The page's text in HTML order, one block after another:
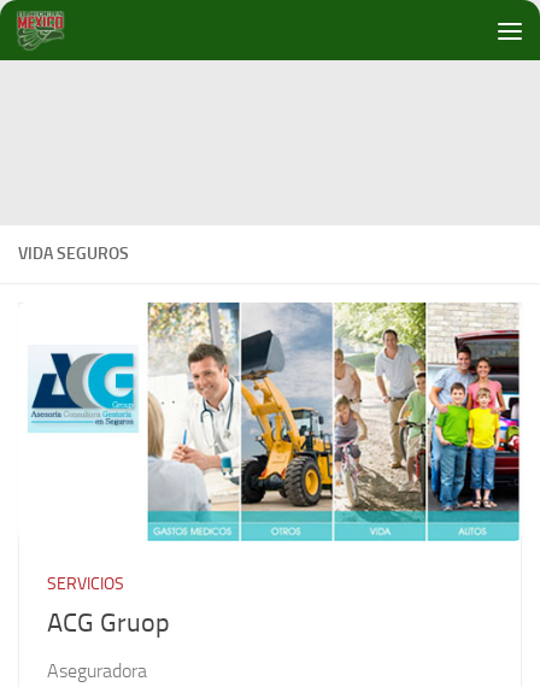
Debajo del contenido
VIDA SEGUROS
SERVICIOS
ACG Gruop
Aseguradora